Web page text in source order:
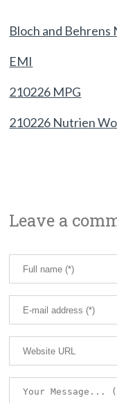
Bloch and
EMI
210226 MPG
210226 Nutrien
Leave a